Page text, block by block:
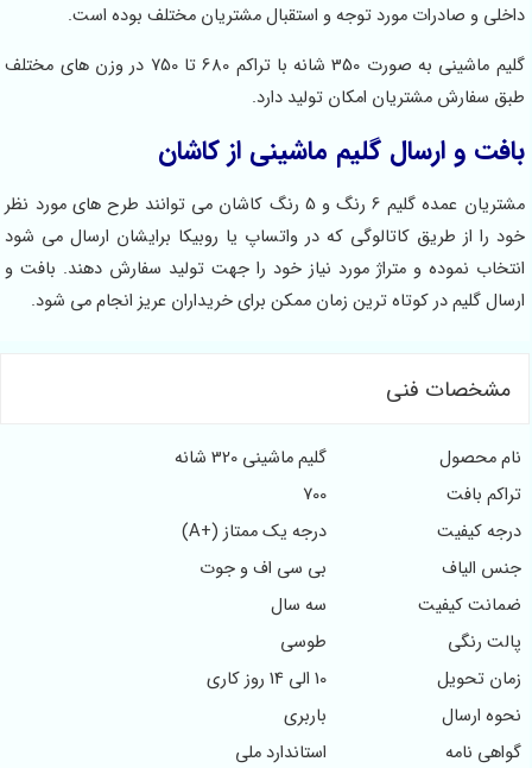
داخلی و صادرات مورد توجه و استقبال مشتریان مختلف بوده است.
گلیم ماشینی به صورت 350 شانه با تراکم 680 تا 750 در وزن های مختلف
طبق سفارش مشتریان امکان تولید دارد.
بافت و ارسال گلیم ماشینی از کاشان
مشتریان عمده گلیم 6 رنگ و 5 رنگ کاشان می توانند طرح های مورد نظر
خود را از طریق کاتالوگی که در واتساپ یا روبیکا برایشان ارسال می شود
انتخاب نموده و متراژ مورد نیاز خود را جهت تولید سفارش دهند. بافت و
ارسال گلیم در کوتاه ترین زمان ممکن برای خریداران عریز انجام می شود.
مشخصات فنی
نام محصول
گلیم ماشینی 320 شانه
تراکم بافت
700
درجه کیفیت
درجه یک ممتاز (+A)
جنس الیاف
بی سی اف و جوت
ضمانت کیفیت
سه سال
پالت رنگی
طوسی
زمان تحویل
10 الی 14 روز کاری
نحوه ارسال
باربری
گواهی نامه
استاندارد ملی